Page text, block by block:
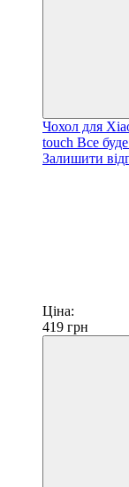
Чохол для
touch Все
Залишити
Ціна:
419 грн